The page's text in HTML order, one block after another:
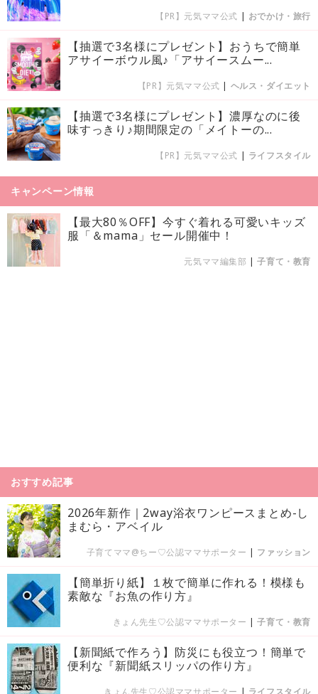
【PR】元気ママ公式 | おでかけ・旅行
【抽選で3名様にプレゼント】おうちで簡単
アサイーボウル風♪「アサイースムー...
【PR】元気ママ公式 | ヘルス・ダイエット
【抽選で3名様にプレゼント】濃厚なのに後
味すっきり♪期間限定の「メイトーの...
【PR】元気ママ公式 | ライフスタイル
キャンペーン情報
【最大80％OFF】今すぐ着れる可愛いキッズ
服「＆mama」セール開催中！
元気ママ編集部 |子育て・教育
おすすめ記事
2026年新作｜2way浴衣ワンピースまとめ-し
まむら・アベイル
子育てママ@ちー♡公認ママサポーター | ファッション
【簡単折り紙】１枚で簡単に作れる！模様も
素敵な『お魚の作り方』
きょん先生♡公認ママサポーター |子育て・教育
【新聞紙で作ろう】防災にも役立つ！簡単で
便利な『新聞紙スリッパの作り方』
きょん先生♡公認ママサポーター | ライフスタイル